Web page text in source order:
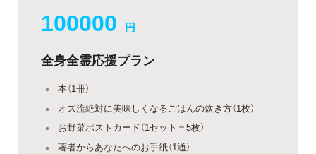
100000 円
全身全霊応援プラン
本（1冊）
オズ流絶対に美味しくなるごはんの炊き方（1枚）
お野菜ポストカード（1セット＝5枚）
著者からあなたへのお手紙（1通）